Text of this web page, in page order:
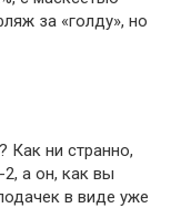
за «голду», но
Как ни странно,
а он, как вы
в виде уже